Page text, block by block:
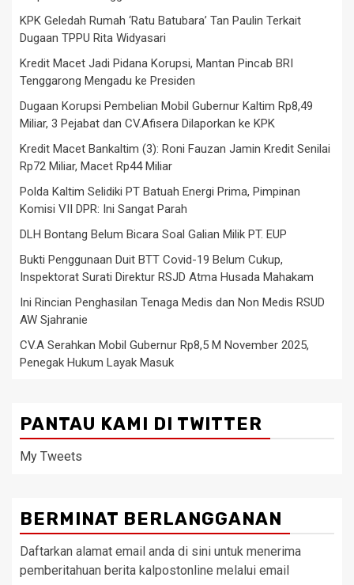
KPK Geledah Rumah ‘Ratu Batubara’ Tan Paulin Terkait
Dugaan TPPU Rita Widyasari
Kredit Macet Jadi Pidana Korupsi, Mantan Pincab BRI
Tenggarong Mengadu ke Presiden
Dugaan Korupsi Pembelian Mobil Gubernur Kaltim Rp8,49
Miliar, 3 Pejabat dan CV.Afisera Dilaporkan ke KPK
Kredit Macet Bankaltim (3): Roni Fauzan Jamin Kredit Senilai
Rp72 Miliar, Macet Rp44 Miliar
Polda Kaltim Selidiki PT Batuah Energi Prima, Pimpinan
Komisi VII DPR: Ini Sangat Parah
DLH Bontang Belum Bicara Soal Galian Milik PT. EUP
Bukti Penggunaan Duit BTT Covid-19 Belum Cukup,
Inspektorat Surati Direktur RSJD Atma Husada Mahakam
Ini Rincian Penghasilan Tenaga Medis dan Non Medis RSUD
AW Sjahranie
CV.A Serahkan Mobil Gubernur Rp8,5 M November 2025,
Penegak Hukum Layak Masuk
PANTAU KAMI DI TWITTER
My Tweets
BERMINAT BERLANGGANAN
Daftarkan alamat email anda di sini untuk menerima
pemberitahuan berita kalpostonline melalui email